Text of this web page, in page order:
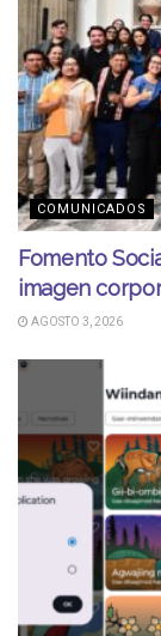
COMUNICADOS
Fomento
imagen
AGOSTO 3, 2026